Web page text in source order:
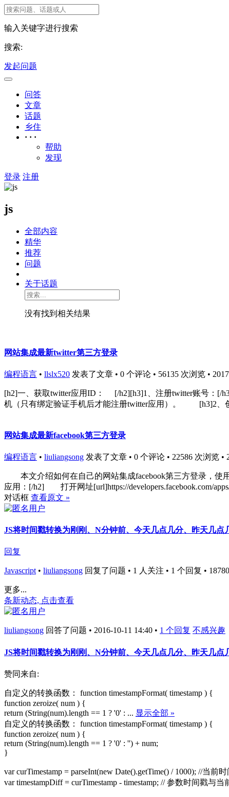
输入关键字进行搜索
搜索:
发起问题
问答
文章
话题
乡住
· · ·
帮助
发现
登录 注册
js
全部内容
精华
推荐
问题
关于话题
没有找到相关结果
网站集成最新twitter第三方登录
编程语言 • llslx520 发表了文章 • 0 个评论 • 56135 次浏览 •
[h2]一、获取twitter应用ID： [/h2][h3]1、注册twitter账号：[/
机（只有绑定验证手机后才能注册twitter应用）。 [h3]2、
网站集成最新facebook第三方登录
编程语言 • liuliangsong 发表了文章 • 0 个评论 • 22586 次浏览 •
本文介绍如何在自己的网站集成facebook第三方登录，使
应用：[/h2] 打开网址[url]https://developers.facebook.com/
对话框 查看原文 »
JS将时间戳转换为刚刚、N分钟前、今天几点几分、昨天几点
回复
Javascript• liuliangsong 回复了问题 • 1 人关注 • 1 个回复 •
更多...
条新动态, 点击查看
liuliangsong 回答了问题 • 2016-10-11 14:40 • 1 个回复 不感兴趣
JS将时间戳转换为刚刚、N分钟前、今天几点几分、昨天几点
赞同来自:
自定义的转换函数： function timestampFormat( timestamp ) {
function zeroize( num ) {
return (String(num).length == 1 ? '0' : ... 显示全部 »
自定义的转换函数： function timestampFormat( timestamp ) {
function zeroize( num ) {
return (String(num).length == 1 ? '0' : '') + num;
}
var curTimestamp = parseInt(new Date().getTime() / 1000); //当前
var timestampDiff = curTimestamp - timestamp; // 参数时间戳与